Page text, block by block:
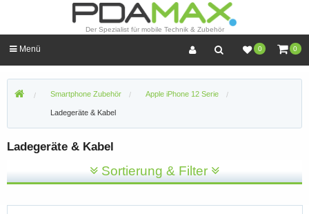
Der Spezialist für mobile Technik & Zubehör
0 0
Menü
Smartphone Zubehör Apple iPhone 12 Serie
Ladegeräte & Kabel
Ladegeräte & Kabel
Sortierung & Filter